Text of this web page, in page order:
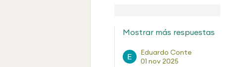
Mostrar más respuestas
Eduardo Conte
01 nov 2025